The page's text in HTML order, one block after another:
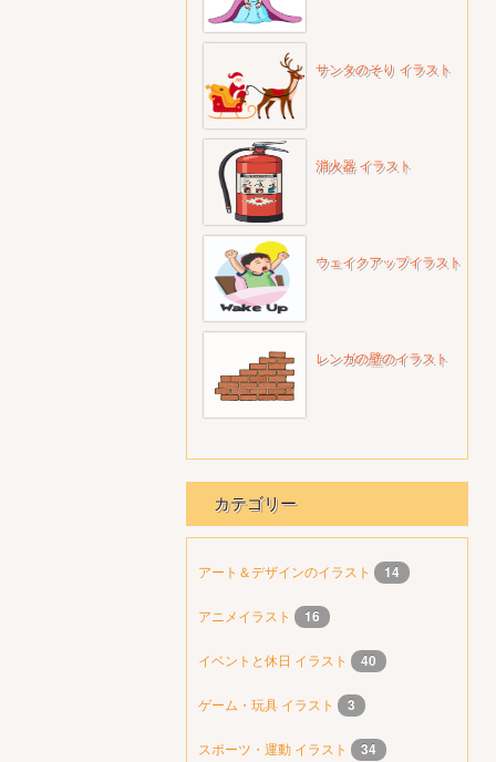
サンタのそり イラスト
消火器 イラスト
ウェイクアップイラスト
レンガの壁のイラスト
カテゴリー
アート＆デザインのイラスト 14
アニメイラスト 16
イベントと休日 イラスト 40
ゲーム・玩具 イラスト 3
スポーツ・運動 イラスト 34